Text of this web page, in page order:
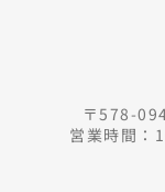
〒578-
営業時間：